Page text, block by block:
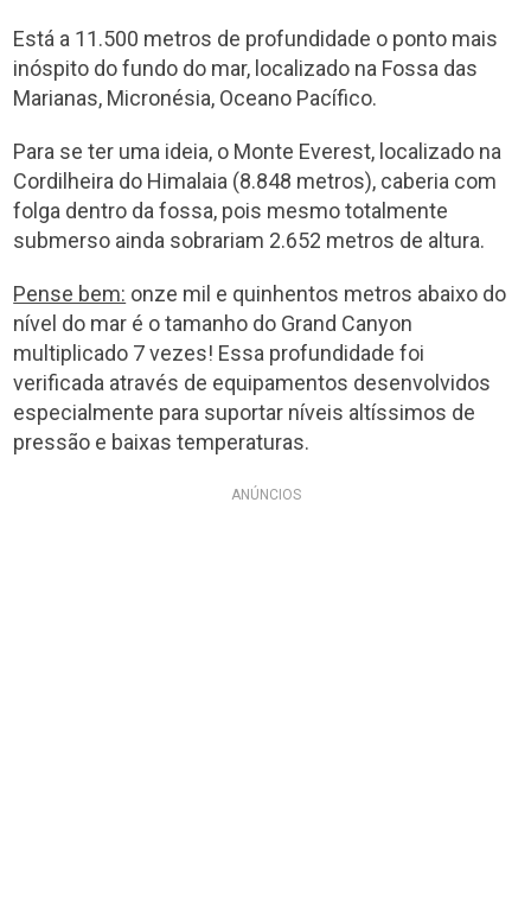
Está a 11.500 metros de profundidade o ponto mais
inóspito do fundo do mar, localizado na Fossa das
Marianas, Micronésia, Oceano Pacífico.
Para se ter uma ideia, o Monte Everest, localizado na
Cordilheira do Himalaia (8.848 metros), caberia com
folga dentro da fossa, pois mesmo totalmente
submerso ainda sobrariam 2.652 metros de altura.
Pense bem: onze mil e quinhentos metros abaixo do
nível do mar é o tamanho do Grand Canyon
multiplicado 7 vezes! Essa profundidade foi
verificada através de equipamentos desenvolvidos
especialmente para suportar níveis altíssimos de
pressão e baixas temperaturas.
ANÚNCIOS